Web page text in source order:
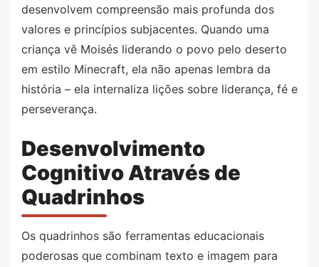
desenvolvem compreensão mais profunda dos
valores e princípios subjacentes. Quando uma
criança vê Moisés liderando o povo pelo deserto
em estilo Minecraft, ela não apenas lembra da
história – ela internaliza lições sobre liderança, fé e
perseverança.
Desenvolvimento
Cognitivo Através de
Quadrinhos
Os quadrinhos são ferramentas educacionais
poderosas que combinam texto e imagem para